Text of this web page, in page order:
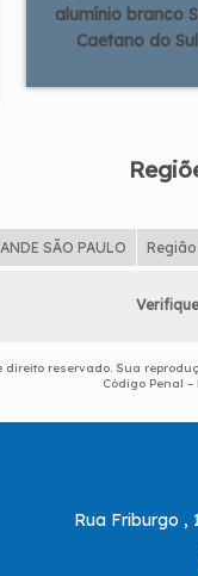
alumínio branco
Caetano do Sul
SÃO PAULO Região
direito reservado. Sua
Código Penal –
Rua Friburgo ,